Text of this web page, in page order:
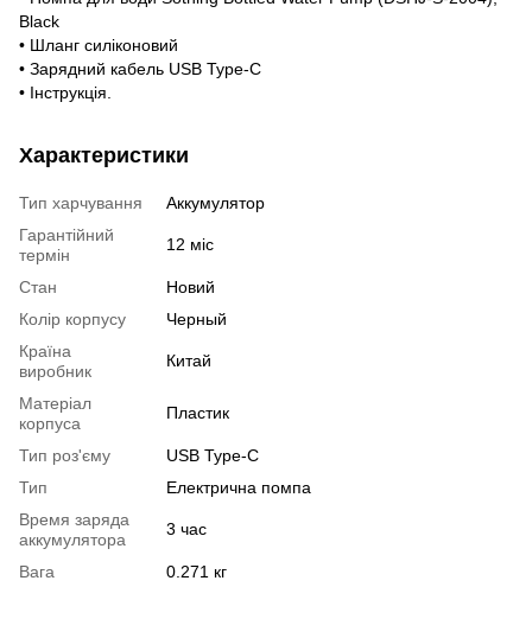
Black
• Шланг силіконовий
• Зарядний кабель USB Type-C
• Інструкція.
Характеристики
Тип харчування
Аккумулятор
Гарантійний
термін
12 міс
Стан
Новий
Колір корпусу
Черный
Країна
виробник
Китай
Матеріал
корпуса
Пластик
Тип роз'єму
USB Type-C
Тип
Електрична помпа
Время заряда
аккумулятора
3 час
Вага 0.271 кг